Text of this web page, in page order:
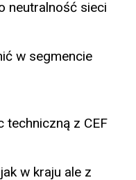
neutralność sieci
w segmencie
techniczną z CEF
w kraju ale z